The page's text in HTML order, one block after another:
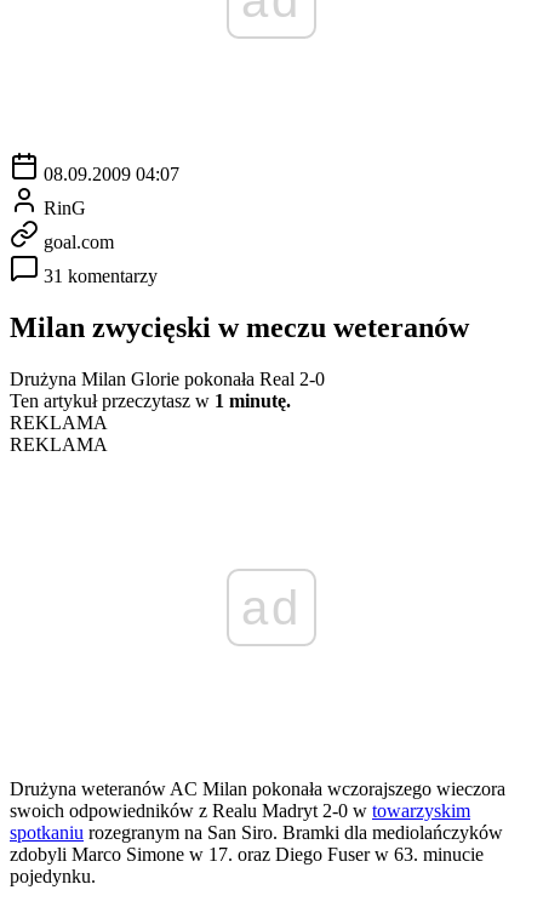
08.09.2009 04:07
RinG
goal.com
31 komentarzy
Milan zwycięski w meczu weteranów
Drużyna Milan Glorie pokonała Real 2-0
Ten artykuł przeczytasz w 1 minutę.
REKLAMA
REKLAMA
ad
Drużyna weteranów AC Milan pokonała wczorajszego wieczora
swoich odpowiedników z Realu Madryt 2-0 w towarzyskim
spotkaniu rozegranym na San Siro. Bramki dla mediolańczyków
zdobyli Marco Simone w 17. oraz Diego Fuser w 63. minucie
pojedynku.